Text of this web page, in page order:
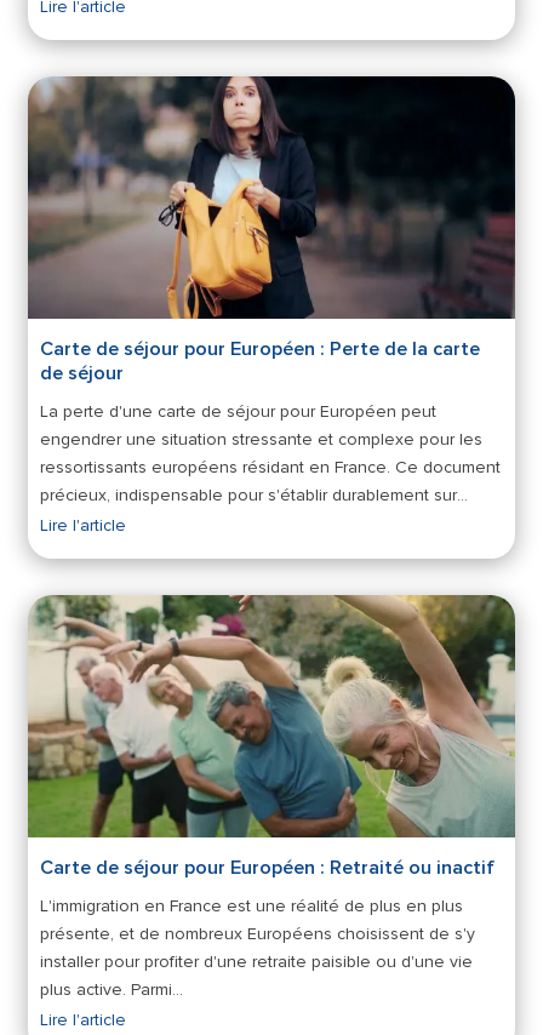
Lire l'article
Carte de séjour pour Européen : Perte de la carte
de séjour
La perte d'une carte de séjour pour Européen peut
engendrer une situation stressante et complexe pour les
ressortissants européens résidant en France. Ce document
précieux, indispensable pour s'établir durablement sur…
Lire l'article
Carte de séjour pour Européen : Retraité ou inactif
L'immigration en France est une réalité de plus en plus
présente, et de nombreux Européens choisissent de s'y
installer pour profiter d'une retraite paisible ou d'une vie
plus active. Parmi…
Lire l'article